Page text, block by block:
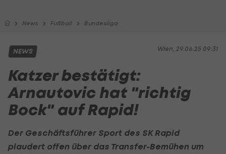
News Fußball Bundesliga
Wien, 29.06.25 09:31
NEWS
Katzer bestätigt:
Arnautovic hat "richtig
Bock" auf Rapid!
Der Geschäftsführer Sport des SK Rapid
plaudert offen über das Transfer-Bemühen um